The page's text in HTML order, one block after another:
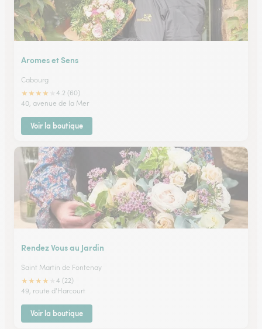
Aromes et Sens
Cabourg
★★★★
4.2 (60)
40, avenue de la Mer
Voir la boutique
Rendez Vous au Jardin
Saint Martin de Fontenay
★★★★
4 (22)
49, route d'Harcourt
Voir la boutique